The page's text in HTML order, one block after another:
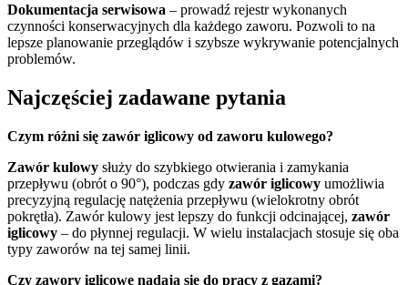
Dokumentacja serwisowa – prowadź rejestr wykonanych
czynności konserwacyjnych dla każdego zaworu. Pozwoli to na
lepsze planowanie przeglądów i szybsze wykrywanie potencjalnych
problemów.
Najczęściej zadawane pytania
Czym różni się zawór iglicowy od zaworu kulowego?
Zawór kulowy służy do szybkiego otwierania i zamykania
przepływu (obrót o 90°), podczas gdy zawór iglicowy umożliwia
precyzyjną regulację natężenia przepływu (wielokrotny obrót
pokrętła). Zawór kulowy jest lepszy do funkcji odcinającej, zawór
iglicowy – do płynnej regulacji. W wielu instalacjach stosuje się oba
typy zaworów na tej samej linii.
Czy zawory iglicowe nadają się do pracy z gazami?